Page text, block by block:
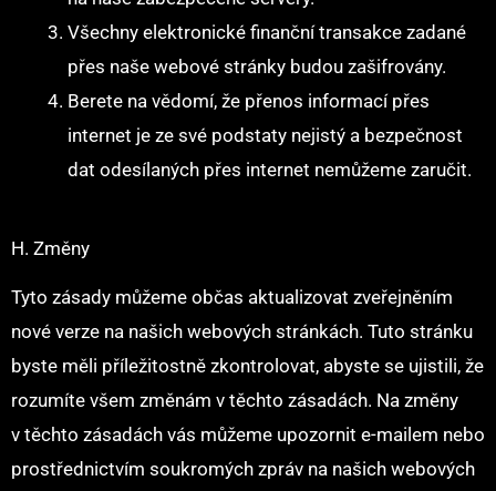
Všechny elektronické finanční transakce zadané
přes naše webové stránky budou zašifrovány.
Berete na vědomí, že přenos informací přes
internet je ze své podstaty nejistý a bezpečnost
dat odesílaných přes internet nemůžeme zaručit.
H. Změny
Tyto zásady můžeme občas aktualizovat zveřejněním
nové verze na našich webových stránkách. Tuto stránku
byste měli příležitostně zkontrolovat, abyste se ujistili, že
rozumíte všem změnám v těchto zásadách. Na změny
v těchto zásadách vás můžeme upozornit e-mailem nebo
prostřednictvím soukromých zpráv na našich webových